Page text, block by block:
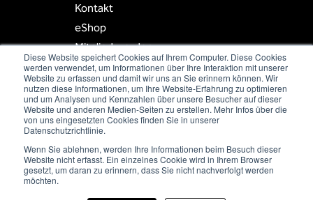
Diese Website speichert Cookies auf Ihrem Computer. Diese Cookies
werden verwendet, um Informationen über Ihre Interaktion mit unserer
Website zu erfassen und damit wir uns an Sie erinnern können. Wir
nutzen diese Informationen, um Ihre Website-Erfahrung zu optimieren
und um Analysen und Kennzahlen über unsere Besucher auf dieser
Website und anderen Medien-Seiten zu erstellen. Mehr Infos über die
von uns eingesetzten Cookies finden Sie in unserer
Datenschutzrichtlinie.
Wenn Sie ablehnen, werden Ihre Informationen beim Besuch dieser
Website nicht erfasst. Ein einzelnes Cookie wird in Ihrem Browser
gesetzt, um daran zu erinnern, dass Sie nicht nachverfolgt werden
möchten.
Kontakt
eShop
Mitglied werden
Mitgliederbereich
Mitgliederliste
Newsletter abonnieren